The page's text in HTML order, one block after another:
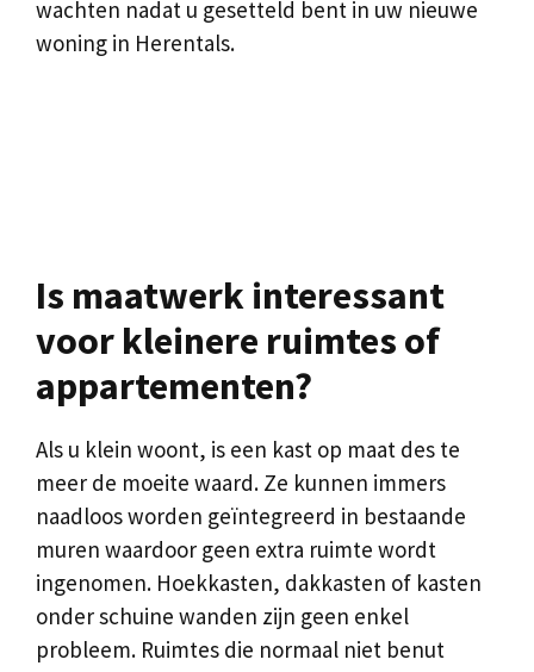
wachten nadat u gesetteld bent in uw nieuwe
woning in Herentals.
Is maatwerk interessant
voor kleinere ruimtes of
appartementen?
Als u klein woont, is een kast op maat des te
meer de moeite waard. Ze kunnen immers
naadloos worden geïntegreerd in bestaande
muren waardoor geen extra ruimte wordt
ingenomen. Hoekkasten, dakkasten of kasten
onder schuine wanden zijn geen enkel
probleem. Ruimtes die normaal niet benut